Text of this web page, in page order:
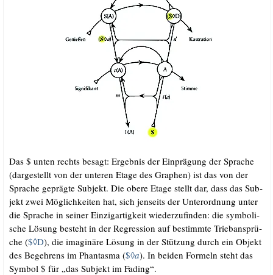
Das $ unten rechts besagt: Ergeb­nis der Ein­prä­gung der Spra­che
(dar­ge­stellt von der unte­ren Eta­ge des Gra­phen) ist das von der
Spra­che gepräg­te Sub­jekt. Die obe­re Eta­ge stellt dar, dass das Sub­
jekt zwei Mög­lich­kei­ten hat, sich jen­seits der Unter­ord­nung unter
die Spra­che in sei­ner Ein­zig­ar­tig­keit wie­der­zu­fin­den: die sym­bo­li­
sche Lösung besteht in der Regres­si­on auf bestimm­te Trieb­an­sprü­
che ($◊D), die ima­gi­nä­re Lösung in der Stüt­zung durch ein Objekt
des Begeh­rens im Phan­tas­ma ($◊a). In bei­den For­meln steht das
Sym­bol $ für „das Sub­jekt im Fading“.